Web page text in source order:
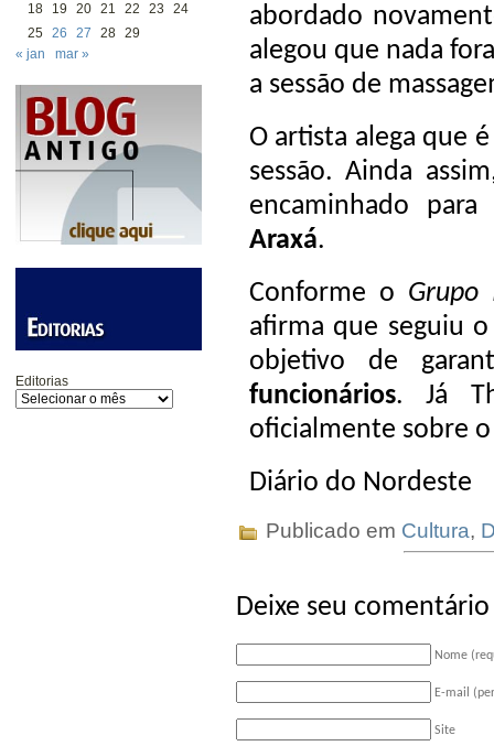
18
19 20 21 22 23
24
25 26 27 28 29
« jan
mar »
Editorias
abordado
alegou que nada
a sessão de
O artista alega que
sessão. Ainda
encaminhado
Araxá.
Conforme o Grupo
afirma que seguiu
objetivo de
funcionários. Já
oficialmente sobre
Diário do Nordeste
Publicado em Cultura,
Deixe seu comentário
Nome
E-mail
Site